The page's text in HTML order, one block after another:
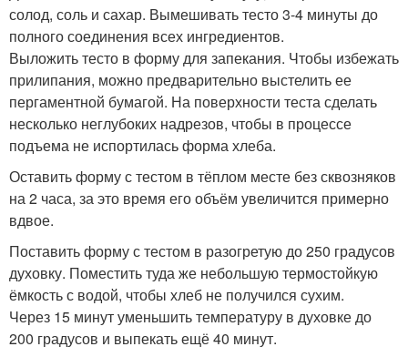
солод, соль и сахар. Вымешивать тесто 3-4 минуты до
полного соединения всех ингредиентов.
Выложить тесто в форму для запекания. Чтобы избежать
прилипания, можно предварительно выстелить ее
пергаментной бумагой. На поверхности теста сделать
несколько неглубоких надрезов, чтобы в процессе
подъема не испортилась форма хлеба.
Оставить форму с тестом в тёплом месте без сквозняков
на 2 часа, за это время его объём увеличится примерно
вдвое.
Поставить форму с тестом в разогретую до 250 градусов
духовку. Поместить туда же небольшую термостойкую
ёмкость с водой, чтобы хлеб не получился сухим.
Через 15 минут уменьшить температуру в духовке до
200 градусов и выпекать ещё 40 минут.